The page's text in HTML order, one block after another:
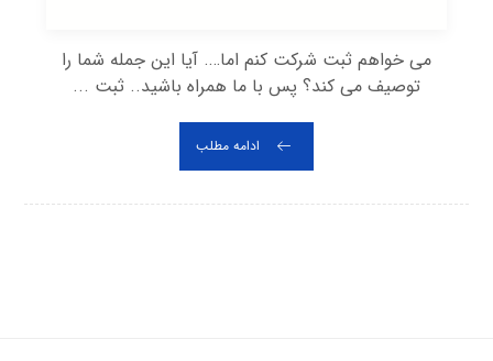
می خواهم ثبت شرکت کنم اما…. آیا این جمله شما را
توصیف می کند؟ پس با ما همراه باشید.. ثبت ...
ادامه مطلب